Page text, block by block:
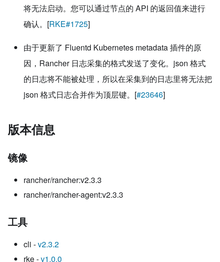
将无法启动。您可以通过节点的 API 的返回值来进行
确认。[RKE#1725]
由于更新了 Fluentd Kubernetes metadata 插件的原
因，Rancher 日志采集的格式发送了变化。json 格式
的日志将不能被处理，所以在采集到的日志里将无法把
json 格式日志合并作为顶层键。[#23646]
版本信息
镜像
rancher/rancher:v2.3.3
rancher/rancher-agent:v2.3.3
工具
cli -v2.3.2
rke -v1.0.0